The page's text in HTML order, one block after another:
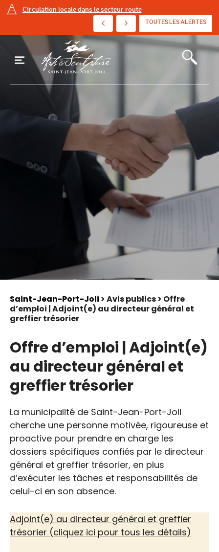
Circulation locale dans le secteur route
AVIS D'ÉBULLITION PRÉVENTIF - AVENUE DE ...
TOUTES LES ALERTES
Saint-Jean-Port-Joli > Avis publics > Offre
d’emploi | Adjoint(e) au directeur général et
greffier trésorier
Offre d’emploi | Adjoint(e)
au directeur général et
greffier trésorier
La municipalité de Saint-Jean-Port-Joli
cherche une personne motivée, rigoureuse et
proactive pour prendre en charge les
dossiers spécifiques confiés par le directeur
général et greffier trésorier, en plus
d’exécuter les tâches et responsabilités de
celui-ci en son absence.
Adjoint(e) au directeur général et greffier
trésorier (cliquez ici pour tous les détails)